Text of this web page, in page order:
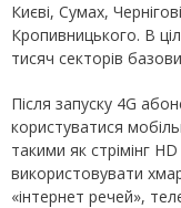
Києві, Сумах,
Кропивницького. В
тисяч секторів
Після запуску 4G
користуватися
такими як стрімінг
використовувати
«інтернет речей»,